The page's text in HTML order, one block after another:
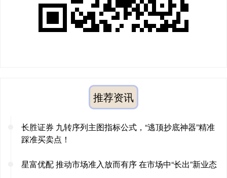
推荐资讯
长胜证券 九转序列主图指标公式，“逃顶抄底神器”精准
踩准买卖点！
星富优配 推动市场准入放而有序 在市场中“长出”新业态